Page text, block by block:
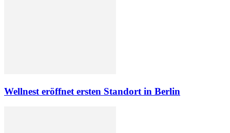
Wellnest eröffnet ersten Standort in Berlin